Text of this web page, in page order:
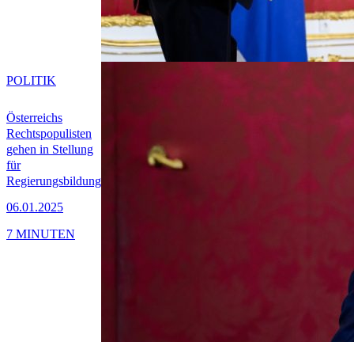
Österreichs
Rechtspopulisten
gehen in Stellung
für
Regierungsbildung
06.01.2025
POLITIK
7 MINUTEN